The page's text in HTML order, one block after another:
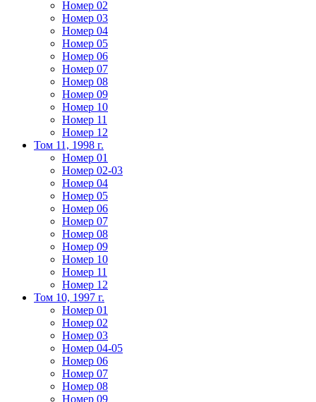
Номер 02
Номер 03
Номер 04
Номер 05
Номер 06
Номер 07
Номер 08
Номер 09
Номер 10
Номер 11
Номер 12
Том 11, 1998 г.
Номер 01
Номер 02-03
Номер 04
Номер 05
Номер 06
Номер 07
Номер 08
Номер 09
Номер 10
Номер 11
Номер 12
Том 10, 1997 г.
Номер 01
Номер 02
Номер 03
Номер 04-05
Номер 06
Номер 07
Номер 08
Номер 09